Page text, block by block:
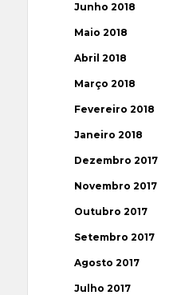
Junho 2018
Maio 2018
Abril 2018
Março 2018
Fevereiro 2018
Janeiro 2018
Dezembro 2017
Novembro 2017
Outubro 2017
Setembro 2017
Agosto 2017
Julho 2017